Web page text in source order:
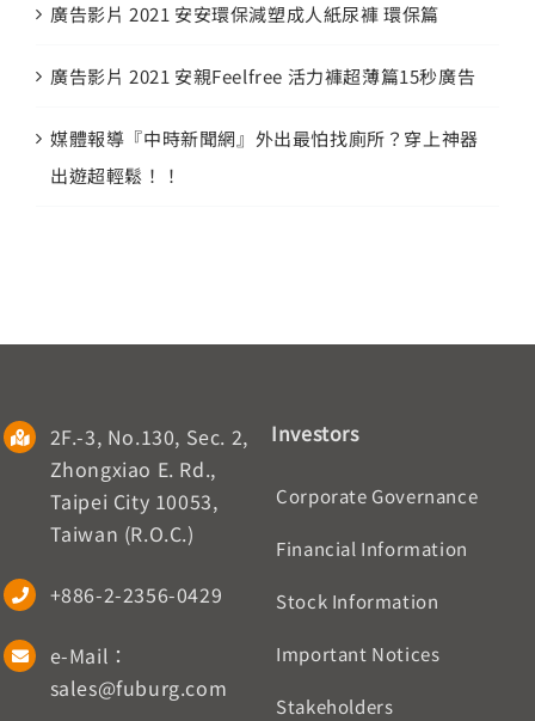
廣告影片 2021 安安環保減塑成人紙尿褲 環保篇
廣告影片 2021 安親Feelfree 活力褲超薄篇15秒廣告
媒體報導『中時新聞網』外出最怕找廁所？穿上神器
出遊超輕鬆！！
2F.-3, No.130, Sec. 2,
Zhongxiao E. Rd.,
Taipei City 10053,
Taiwan (R.O.C.)
+886-2-2356-0429
e-Mail：
sales@fuburg.com
Investors
Corporate Governance
Financial Information
Stock Information
Important Notices
Stakeholders